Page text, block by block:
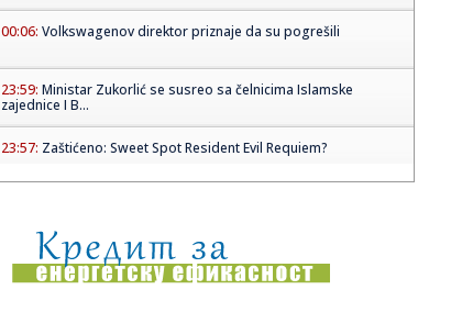
00:06: Volkswagenov direktor priznaje da su pogrešili
23:59: Ministar Zukorlić se susreo sa čelnicima Islamske
zajednice I B...
23:57: Zaštićeno: Sweet Spot Resident Evil Requiem?
23:47:LOVERNJ ZAPALIO „GROBARE“: Izvadio nešto iz torbe što je